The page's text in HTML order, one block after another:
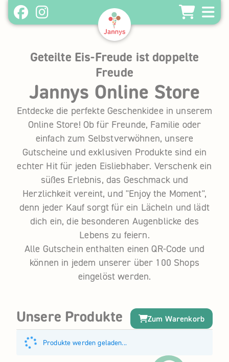
About
Unsere Produkte
Gutscheine - Online Store
Franchisepartner werden
Bei Jannys arbeiten
Geteilte Eis-Freude ist doppelte
Freude
Jannys Online Store
Entdecke die perfekte Geschenkidee in unserem
Online Store! Ob für Freunde, Familie oder
einfach zum Selbstverwöhnen, unsere
Gutscheine und exklusiven Produkte sind ein
echter Hit für jeden Eisliebhaber. Verschenk ein
süßes Erlebnis, das Geschmack und
Herzlichkeit vereint, und "Enjoy the Moment",
denn jeder Kauf sorgt für ein Lächeln und lädt
dich ein, die besonderen Augenblicke des
Lebens zu feiern.
Alle Gutschein enthalten einen QR-Code und
können in jedem unserer über 100 Shops
eingelöst werden.
Unsere Produkte Zum Warenkorb
Produkte werden geladen...